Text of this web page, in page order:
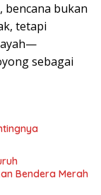
bencana bukan
tetapi
sebagai
Bendera Merah